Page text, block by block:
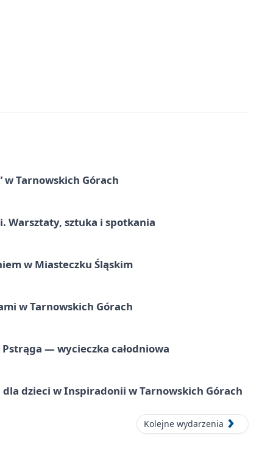
w Tarnowskich Górach
Warsztaty, sztuka i spotkania
w Miasteczku Śląskim
w Tarnowskich Górach
— wycieczka całodniowa
dzieci w Inspiradonii w Tarnowskich Górach
Kolejne wydarzenia